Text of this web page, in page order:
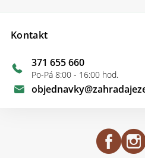
Kontakt
objednavky@
371 655 660
Po-Pá 8:00 - 16:00 hod.